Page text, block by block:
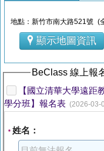
地點：新竹市南大路521號 (
顯示地圖資訊
BeClass 線上報
【國立清華大學遠距
學分班】報名表 (2026-03-
* 姓名：